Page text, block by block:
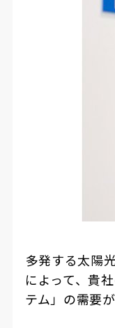
――多発する太
によって、貴
テム」の需要